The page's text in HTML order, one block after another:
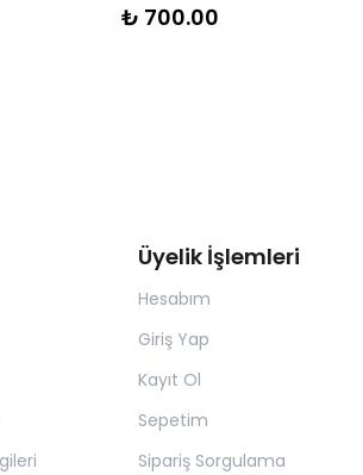
₺ 700.00
Üyelik İşlemleri
Hesabım
Giriş Yap
Kayıt Ol
Sepetim
Sipariş Sorgulama